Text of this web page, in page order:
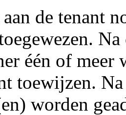
de tenant
één of meer
toewijzen.
worden